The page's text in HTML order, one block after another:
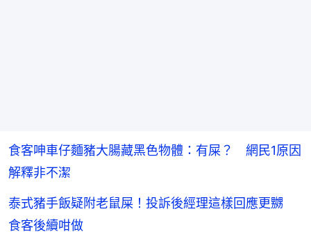
食客呻車仔麵豬大腸藏黑色物體：有屎？ 網民1原因
解釋非不潔
泰式豬手飯疑附老鼠屎！投訴後經理這樣回應更嬲
食客後續咁做